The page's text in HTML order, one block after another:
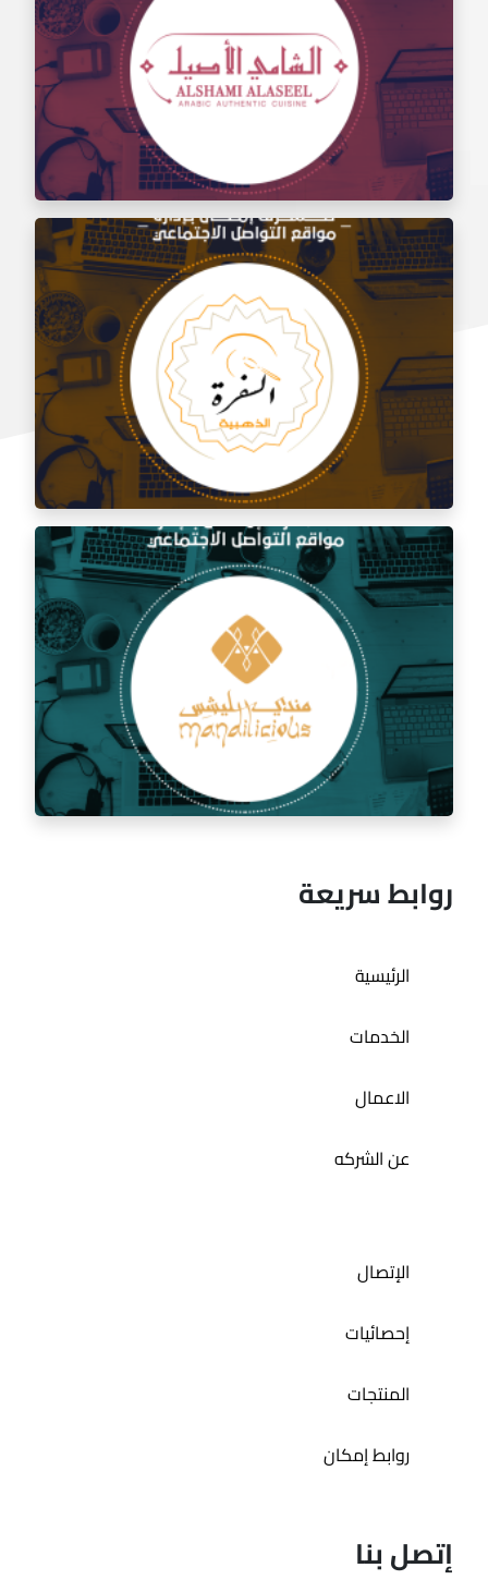
إدارة مواقع التواصل الاجتماعي لتذوق مطعم الشام
إدارة السوشيال ميديا لمطعم الشامي الأصيل
إدارة السوشيال ميديا لمطعم السفرة الذهبية
إدارة السوشيال ميديا لمطعم مندي ليشس
روابط سريعة
الرئيسية
الخدمات
الاعمال
عن الشركه
الإتصال
إحصائيات
المنتجات
روابط إمكان
إتصل بنا